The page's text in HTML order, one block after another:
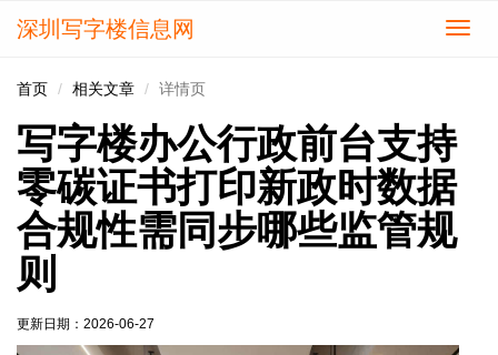
切
深圳写字楼信息网
首页 相关文章 详情页
写字楼办公行政前台支持
零碳证书打印新政时数据
合规性需同步哪些监管规
则
更新日期： 2026-06-27